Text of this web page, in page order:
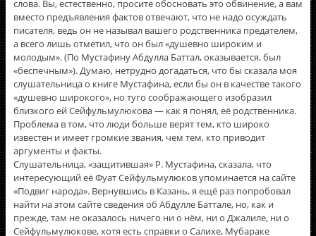
слова. Вы, естественно, просите обосновать это обвинение, а вам
вместо предъявления фактов отвечают, что не надо осуждать
писателя, ведь он не называл вашего родственника предателем,
а всего лишь отметил, что он был «душевно широким и
молодым». (По Мустафину Абдулла Баттал, оказывается, был
«беспечным»). Думаю, нетрудно догадаться, что бы сказала моя
слушательница о книге Мустафина, если бы он в качестве такого
«душевно широкого», но туго соображающего изобразил
близкого ей Сейфульмулюкова — как я понял, её родственника.
Проблема в том, что люди больше верят тем, кто широко
известен и имеет громкие звания, чем тем, кто приводит
аргументы и факты.
Слушательница, «защитившая» Р. Мустафина, сказала, что
интересующий её Фуат Сейфульмулюков упоминается на сайте
«Подвиг народа». Вернувшись в Казань, я ещё раз попробовал
найти на этом сайте сведения об Абдулле Баттале, но, как и
прежде, там не оказалось ничего ни о нём, ни о Джалиле, ни о
Сейфульмулюкове, хотя есть справки о Салихе, Мубараке